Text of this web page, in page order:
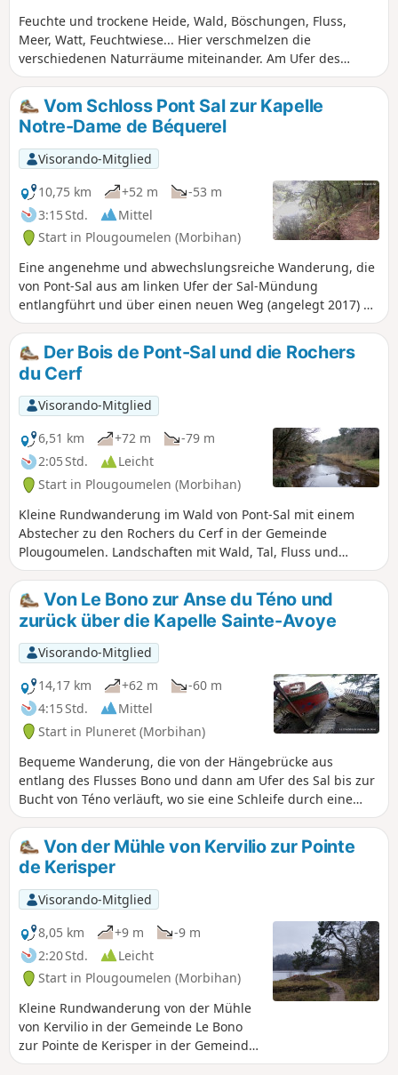
Feuchte und trockene Heide, Wald, Böschungen, Fluss,
Meer, Watt, Feuchtwiese... Hier verschmelzen die
verschiedenen Naturräume miteinander. Am Ufer des
Flusses Sal befindet sich auch die Kapelle Sainte-Avoye.
Vom Schloss Pont Sal zur Kapelle
Notre-Dame de Béquerel
Visorando-Mitglied
10,75 km
+52 m
-53 m
3:15 Std.
Mittel
Start in Plougoumelen (Morbihan)
Eine angenehme und abwechslungsreiche Wanderung, die
von Pont-Sal aus am linken Ufer der Sal-Mündung
entlangführt und über einen neuen Weg (angelegt 2017) an
der Mühle von Pont-Sal vorbeiführt. Sie verläuft weiter
entlang des Flusses Bono bis zur Mühle von Kervilio. Der
Rückweg führt nacheinander an der Kapelle Becquerel und
dem Dorf Plougoumelen vorbei, um über eine Reihe von für
die bretonische Heckenlandschaft typischen Wegen nach
Pont-Sal zurückzukehren. Sie werden wiederkommen.
Der Bois de Pont-Sal und die Rochers
du Cerf
Visorando-Mitglied
6,51 km
+72 m
-79 m
2:05 Std.
Leicht
Start in Plougoumelen (Morbihan)
Kleine Rundwanderung im Wald von Pont-Sal mit einem
Abstecher zu den Rochers du Cerf in der Gemeinde
Plougoumelen. Landschaften mit Wald, Tal, Fluss und
Landschaft. Beinhaltet einen botanischen Lehrpfad. Zu
jeder Jahreszeit begehbar.
Von Le Bono zur Anse du Téno und
zurück über die Kapelle Sainte-Avoye
Visorando-Mitglied
14,17 km
+62 m
-60 m
4:15 Std.
Mittel
Start in Pluneret (Morbihan)
Bequeme Wanderung, die von der Hängebrücke aus
entlang des Flusses Bono und dann am Ufer des Sal bis zur
Bucht von Téno verläuft, wo sie eine Schleife durch eine
Landschaft aus Schilfgürteln, Feuchtwiesen und Watt bildet,
die über einen mehrere hundert Meter langen Holzsteg
zugänglich ist. Eine Anlage ermöglicht es, diesen
natürlichen Lebensraum, der zahlreiche seltene Pflanzen-
und Tierarten beherbergt, zu beobachten und zu
verstehen. Auf dem Rückweg über Sainte-Avoye können Sie
eine schöne Kapelle aus dem16. Jahrhundert besichtigen.
Von der Mühle von Kervilio zur Pointe
de Kerisper
Visorando-Mitglied
8,05 km
+9 m
-9 m
2:20 Std.
Leicht
Start in Plougoumelen (Morbihan)
Kleine Rundwanderung von der Mühle
von Kervilio in der Gemeinde Le Bono
zur Pointe de Kerisper in der Gemeinde
Pluneret. Die Route folgt dem Fluss Le